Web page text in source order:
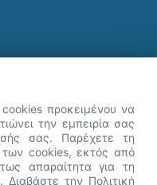
Είμαι η Νόησις.
να σε βοηθήσω
cookies προκειμένου να
την εμπειρία σας
σας. Παρέχετε τη
cookies, εκτός από
απαραίτητα για τη
Διαβάστε την Πολιτική